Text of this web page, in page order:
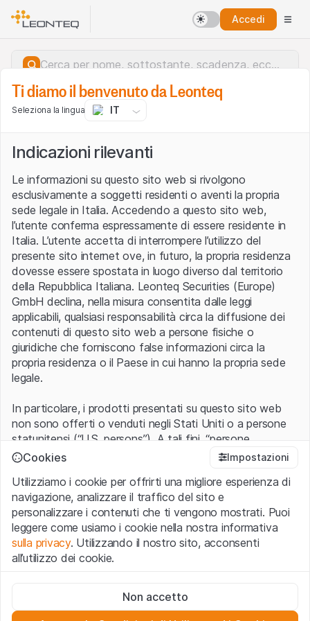
Accedi
Errore del server.
Ti diamo il benvenuto da Leonteq
Seleziona la lingua IT
Indicazioni rilevanti
Le informazioni su questo sito web si rivolgono
esclusivamente a soggetti residenti o aventi la propria
sede legale in Italia. Accedendo a questo sito web,
l’utente conferma espressamente di essere residente in
Italia. L’utente accetta di interrompere l’utilizzo del
presente sito internet ove, in futuro, la propria residenza
dovesse essere spostata in luogo diverso dal territorio
della Repubblica Italiana. Leonteq Securities (Europe)
GmbH declina, nella misura consentita dalle leggi
applicabili, qualsiasi responsabilità circa la diffusione dei
contenuti di questo sito web a persone fisiche o
giuridiche che forniscono false informazioni circa la
propria residenza o il Paese in cui hanno la propria sede
legale.
In particolare, i prodotti presentati su questo sito web
non sono offerti o venduti negli Stati Uniti o a persone
statunitensi (“U.S. persons”). A tali fini, “persone
statunitensi” vanno intese nel significato ad esse ascritto
1933 che include le persone residenti negli Stati Uniti
d’America, le società per azioni e le altre forme societarie
americane.
Condizioni di utilizzo e informazioni legali
Con l’accesso al sito web (di seguito, il “Sito”) si dichiara
avvertenze importanti e le condizioni di utilizzo ivi rese
Cookies Impostazioni
Utilizziamo i cookie per offrirti una migliore esperienza di
navigazione, analizzare il traffico del sito e
personalizzare i contenuti che ti vengono mostrati. Puoi
leggere come usiamo i cookie nella nostra informativa
sulla privacy. Utilizzando il nostro sito, acconsenti
all’utilizzo dei cookie.
Questi cookie sono necessari per il funzionamento del sito
web e non possono essere disattivati.
Non accetto